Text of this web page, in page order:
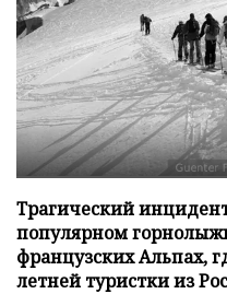
Трагический
популярном
французских Альпах,
летней туристки из